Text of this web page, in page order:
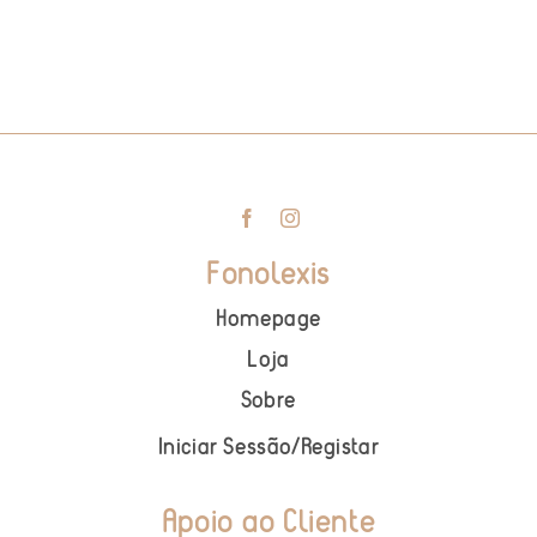
Fonolexis
Homepage
Loja
Sobre
Iniciar Sessão/Registar
Apoio ao Cliente